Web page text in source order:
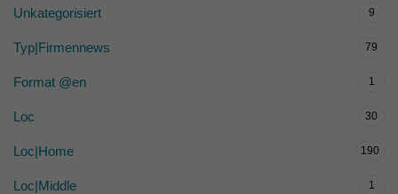
Unkategorisiert 9
Typ|Firmennews 79
Format @en 1
Loc 30
Loc|Home 190
Loc|Middle 1